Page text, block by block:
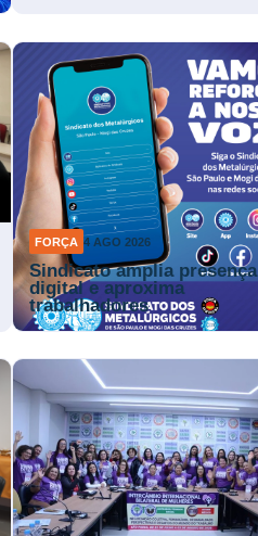
FORÇA 4 AGO 2026
Sindicato amplia presença
digital e aproxima
trabalhadores